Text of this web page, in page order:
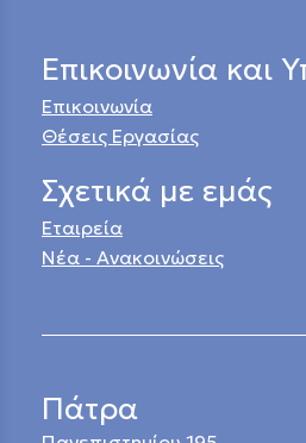
Επικοινωνία και
Επικοινωνία
Θέσεις Εργασίας
Σχετικά με εμάς
Εταιρεία
Νέα - Ανακοινώσεις
Πάτρα